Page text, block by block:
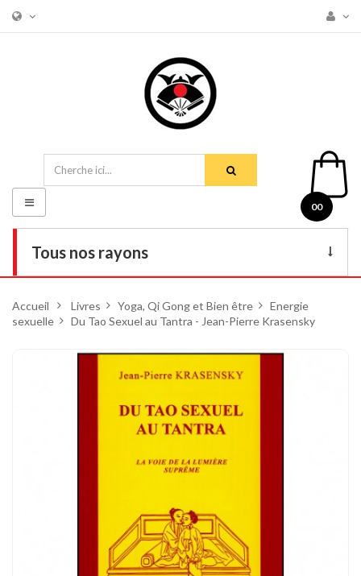
00
Tous nos rayons
DVD
Armes
Chaussures
Accessoires
Basculer
la
navigation
Accueil > Livres > Yoga, Qi Gong et Bien être > Energie
sexuelle > Du Tao Sexuel au Tantra - Jean-Pierre Krasensky